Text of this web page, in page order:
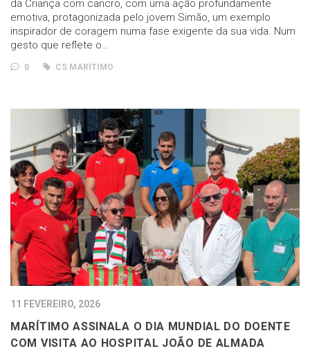
da Criança com cancro, com uma ação profundamente
emotiva, protagonizada pelo jovem Simão, um exemplo
inspirador de coragem numa fase exigente da sua vida. Num
gesto que reflete o…
0 CS MARÍTIMO
11 FEVEREIRO, 2026
MARÍTIMO ASSINALA O DIA MUNDIAL DO DOENTE
COM VISITA AO HOSPITAL JOÃO DE ALMADA